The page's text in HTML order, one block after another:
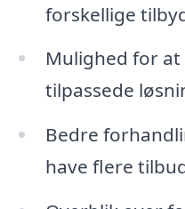
forskellige
Mulighed for
tilpassede
Bedre
have flere